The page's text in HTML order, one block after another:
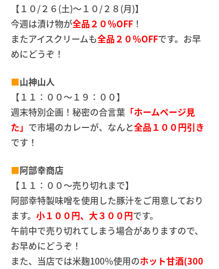
【１０/２６(土)～１０/２８(月)】
今週は漬け物が全品２０％OFF！
またアイスクリームも全品２０％OFFです。お早
めにどうぞ！
■山神山人
【１１：００～１９：００】
週末特別企画！秘密の合言葉 「ホームページ見
た」 で市場のカレーが、なんと全品１００円引き
です！
■阿部幸商店
【１１：００～売り切れまで】
阿部幸特製味噌を使用した豚汁をご用意しており
ます。 小１００円、大３００円です。
午前中で売り切れてしまう場合がありますので、
お早めにどうぞ！
また、当店では米麹100％使用のホット甘酒(300